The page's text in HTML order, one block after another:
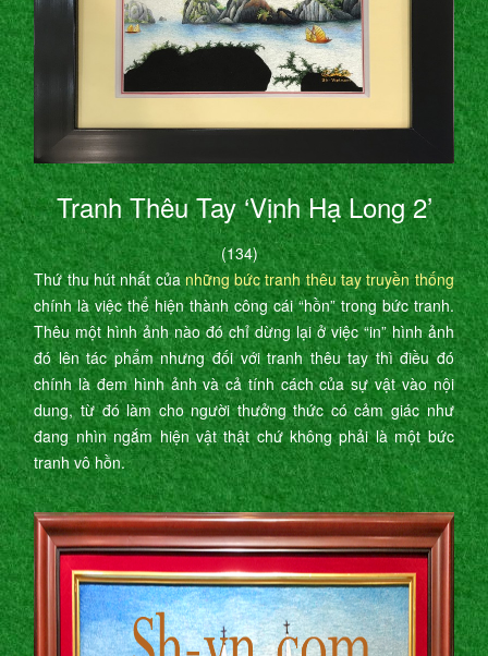
Tranh Thêu Tay ‘Vịnh Hạ Long 2’
(134)
Thứ thu hút nhất củanhững bức tranh thêu tay truyền thống
chính là việc thể hiện thành công cái “hồn” trong bức tranh.
Thêu một hình ảnh nào đó chỉ dừng lại ở việc “in” hình ảnh
đó lên tác phẩm nhưng đối với tranh thêu tay thì điều đó
chính là đem hình ảnh và cả tính cách của sự vật vào nội
dung, từ đó làm cho người thưởng thức có cảm giác như
đang nhìn ngắm hiện vật thật chứ không phải là một bức
tranh vô hồn.